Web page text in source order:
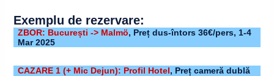
Exemplu de rezervare:
ZBOR: București -> Malmö, Preț dus-întors 36€/pers, 1-4
Mar 2025
CAZARE 1 (+ Mic Dejun): Profil Hotel, Preț cameră dublă